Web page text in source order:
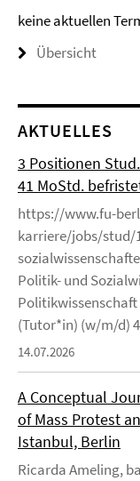
keine aktuellen
Übersicht
AKTUELLES
3 Positionen
41 MoStd.
https://www.fu-
karriere/jobs/stud/
Politik- und
(Tutor*in) (w/m/d)
14.07.2026
A Conceptual
of Mass Protest
Istanbul, Berlin
Ricarda Ameling,